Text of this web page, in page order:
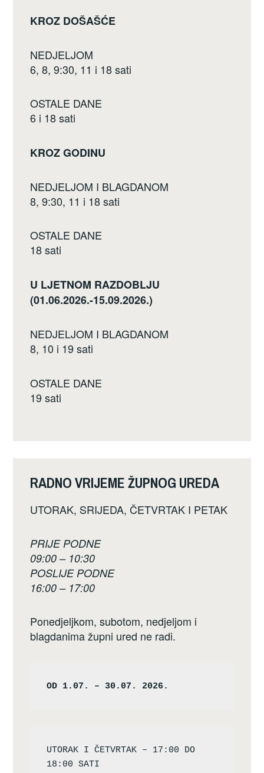
KROZ DOŠAŠĆE
NEDJELJOM
6, 8, 9:30, 11 i 18 sati
OSTALE DANE
6 i 18 sati
KROZ GODINU
NEDJELJOM I BLAGDANOM
8, 9:30, 11 i 18 sati
OSTALE DANE
18 sati
U LJETNOM RAZDOBLJU
(01.06.2026.-15.09.2026.)
NEDJELJOM I BLAGDANOM
8, 10 i 19 sati
OSTALE DANE
19 sati
RADNO VRIJEME ŽUPNOG UREDA
UTORAK, SRIJEDA, ČETVRTAK I PETAK
PRIJE PODNE
09:00 – 10:30
POSLIJE PODNE
16:00 – 17:00
Ponedjeljkom, subotom, nedjeljom i
blagdanima župni ured ne radi.
OD 1.07. – 30.07. 2026.
UTORAK I ČETVRTAK – 17:00 DO
18:00 SATI